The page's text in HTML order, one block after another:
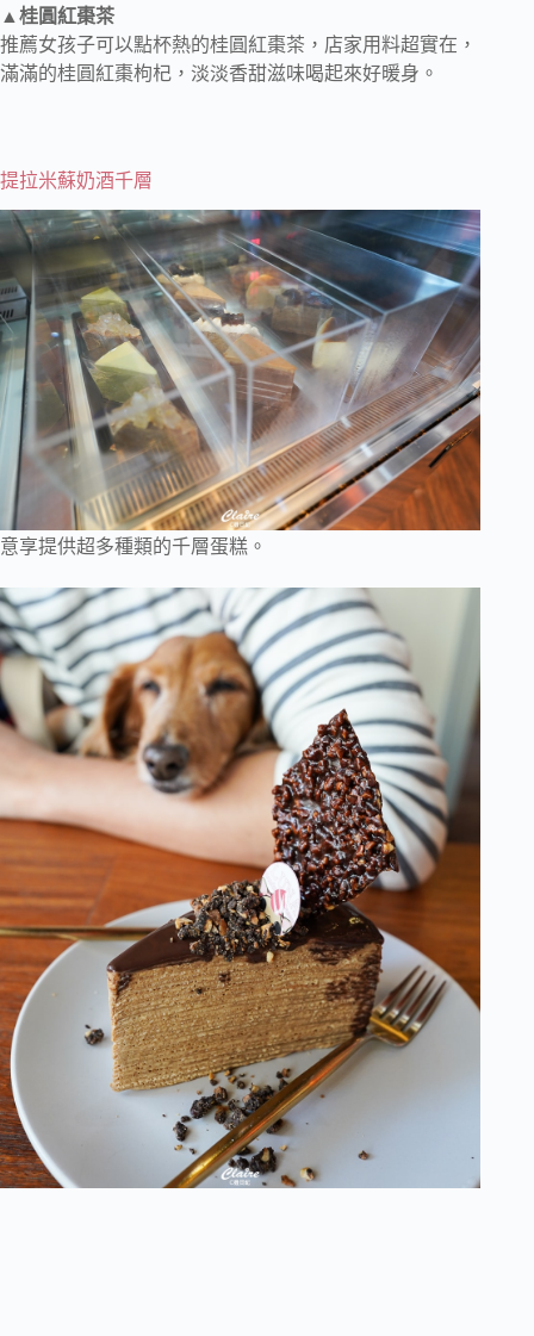
▲桂圓紅棗茶
推薦女孩子可以點杯熱的桂圓紅棗茶，店家用料超實在，
滿滿的桂圓紅棗枸杞，淡淡香甜滋味喝起來好暖身。
提拉米蘇奶酒千層
意享提供超多種類的千層蛋糕。